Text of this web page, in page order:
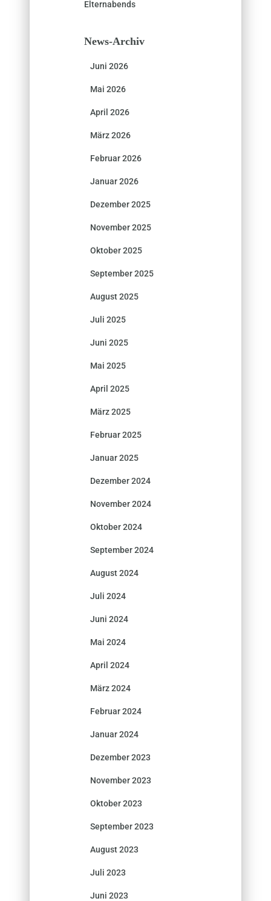
Elternabends
News-Archiv
Juni 2026
Mai 2026
April 2026
März 2026
Februar 2026
Januar 2026
Dezember 2025
November 2025
Oktober 2025
September 2025
August 2025
Juli 2025
Juni 2025
Mai 2025
April 2025
März 2025
Februar 2025
Januar 2025
Dezember 2024
November 2024
Oktober 2024
September 2024
August 2024
Juli 2024
Juni 2024
Mai 2024
April 2024
März 2024
Februar 2024
Januar 2024
Dezember 2023
November 2023
Oktober 2023
September 2023
August 2023
Juli 2023
Juni 2023